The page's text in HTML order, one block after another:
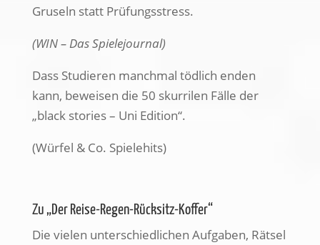
Gruseln statt Prüfungsstress.
(WIN – Das Spielejournal)
Dass Studieren manchmal tödlich enden
kann, beweisen die 50 skurrilen Fälle der
„black stories – Uni Edition“.
(Würfel & Co. Spielehits)
Zu „Der Reise-Regen-Rücksitz-Koffer“
Die vielen unterschiedlichen Aufgaben, Rätsel